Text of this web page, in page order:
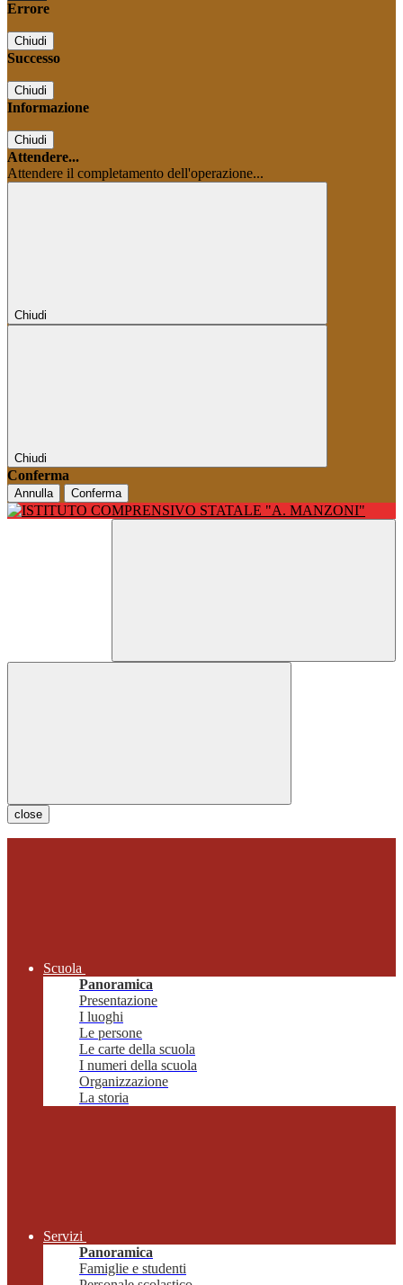
Errore
Chiudi
Successo
Chiudi
Informazione
Chiudi
Attendere...
Attendere il completamento dell'operazione...
Chiudi
Chiudi
Conferma
Annulla Conferma
close
Scuola
Panoramica
Presentazione
I luoghi
Le persone
Le carte della scuola
I numeri della scuola
Organizzazione
La storia
Servizi
Panoramica
Famiglie e studenti